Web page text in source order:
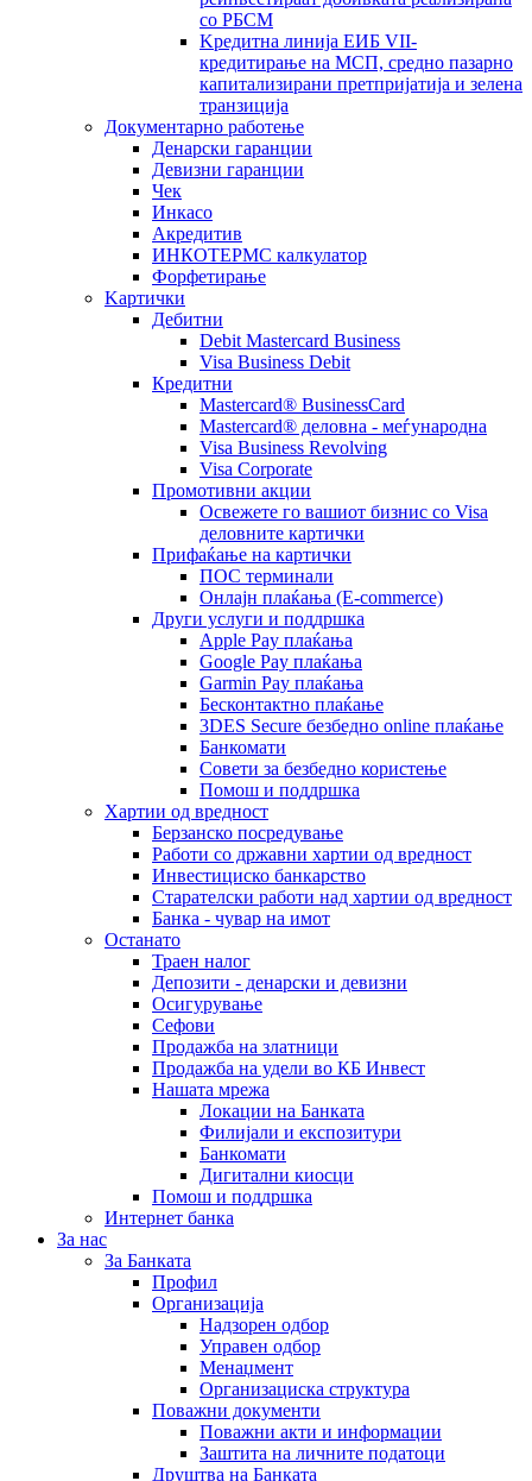
со РБСМ
Kредитна линија ЕИБ VII-
кредитирање на МСП, средно пазарно
капитализирани претпријатија и зелена
транзиција
Документарно работење
Денарски гаранции
Девизни гаранции
Чек
Инкасо
Акредитив
ИНКОТЕРМС калкулатор
Форфетирање
Kартички
Дебитни
Debit Mastercard Business
Visa Business Debit
Кредитни
Mastercard® BusinessCard
Mastercard® деловна - меѓународна
Visa Business Revolving
Visa Corporate
Промотивни акции
Освежете го вашиот бизнис со Visa
деловните картички
Прифаќање на картички
ПОС терминали
Онлајн плаќања (Е-commerce)
Други услуги и поддршка
Apple Pay плаќања
Google Pay плаќања
Garmin Pay плаќања
Бесконтактно плаќање
3DES Secure безбедно online плаќање
Банкомати
Совети за безбедно користење
Помош и поддршка
Хартии од вредност
Берзанско посредување
Работи со државни хартии од вредност
Инвестициско банкарство
Старателски работи над хартии од вредност
Банка - чувар на имот
Останато
Траен налог
Депозити - денарски и девизни
Осигурување
Сефови
Продажба на златници
Продажба на удели во КБ Инвест
Нашата мрежа
Локации на Банката
Филијали и експозитури
Банкомати
Дигитални киосци
Помош и поддршка
Интернет банка
За нас
За Банката
Профил
Организација
Надзорен одбор
Управен одбор
Менаџмент
Организациска структура
Поважни документи
Поважни акти и информации
Заштита на личните податоци
Друштва на Банката